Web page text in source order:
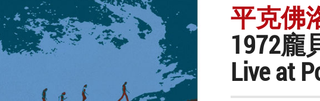
平克佛
1972龐
Live at